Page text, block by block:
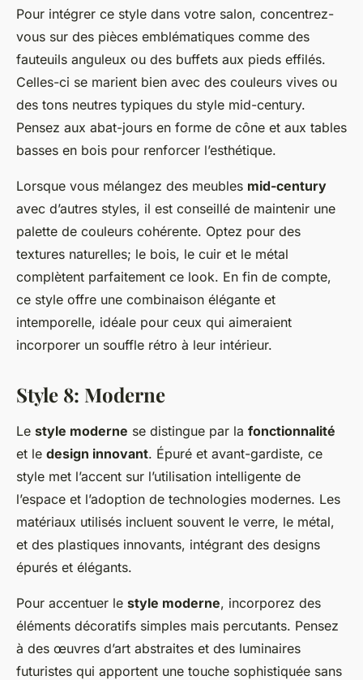
Pour intégrer ce style dans votre salon, concentrez-
vous sur des pièces emblématiques comme des
fauteuils anguleux ou des buffets aux pieds effilés.
Celles-ci se marient bien avec des couleurs vives ou
des tons neutres typiques du style mid-century.
Pensez aux abat-jours en forme de cône et aux tables
basses en bois pour renforcer l’esthétique.
Lorsque vous mélangez des meubles mid-century
avec d’autres styles, il est conseillé de maintenir une
palette de couleurs cohérente. Optez pour des
textures naturelles; le bois, le cuir et le métal
complètent parfaitement ce look. En fin de compte,
ce style offre une combinaison élégante et
intemporelle, idéale pour ceux qui aimeraient
incorporer un souffle rétro à leur intérieur.
Style 8: Moderne
Le style moderne se distingue par la fonctionnalité
et le design innovant. Épuré et avant-gardiste, ce
style met l’accent sur l’utilisation intelligente de
l’espace et l’adoption de technologies modernes. Les
matériaux utilisés incluent souvent le verre, le métal,
et des plastiques innovants, intégrant des designs
épurés et élégants.
Pour accentuer le style moderne, incorporez des
éléments décoratifs simples mais percutants. Pensez
à des œuvres d’art abstraites et des luminaires
futuristes qui apportent une touche sophistiquée sans